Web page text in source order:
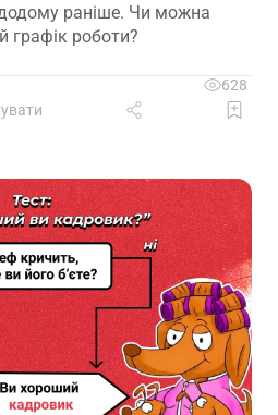
раніше. Чи можна
графік роботи?
628